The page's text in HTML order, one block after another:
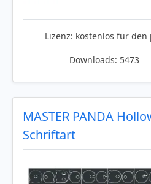
Lizenz: kostenlos für den
Downloads: 5473
MASTER PANDA
Schriftart